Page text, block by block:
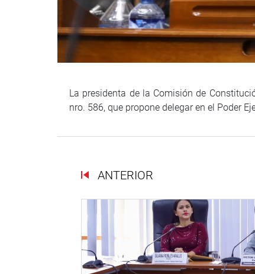
La presidenta de la Comisión de
nro. 586, que propone delegar en el Poder
ANTERIOR